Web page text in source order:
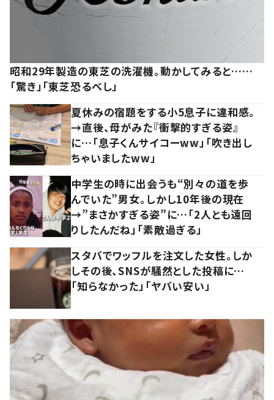
昭和29年製造の東芝の洗濯機。動かしてみると……
「驚き」「東芝恐るべし」
夏休みの宿題をする小5息子に違和感。
→直後、母がみた『衝撃的すぎる姿』
に…「息子くんサイコーww」「吹き出し
ちゃいましたww」
中学生の時に出会うも“別々の道を歩
んでいた”男女。しかし10年後の現在
→”まさかすぎる姿”に…「2人とも遠回
りしたんだね」「素敵過ぎる」
スタバでワッフルを注文した女性。しか
しその後、SNSが騒然とした投稿に…
「知らなかった」「ヤバい安い」